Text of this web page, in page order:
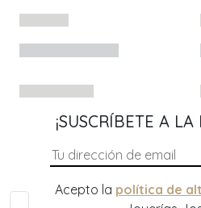
¡SUSCRÍBETE A
Acepto la política de